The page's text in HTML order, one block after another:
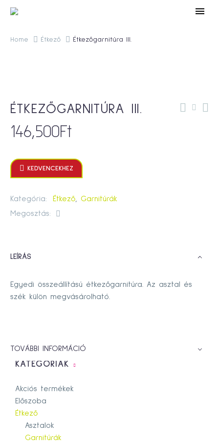
Home Étkező Étkezőgarnitúra III.
ÉTKEZŐGARNITÚRA III.
146,500Ft
 KEDVENCEKHEZ
Kategória: Étkező
Garnitúrák
Megosztás:
LEÍRÁS
Egyedi összeállítású étkezőgarnitúra. Az asztal és
szék külön megvásárolható.
TOVÁBBI INFORMÁCIÓ
KATEGÓRIÁK
Akciós termékek
Előszoba
Étkező
Asztalok
Garnitúrák